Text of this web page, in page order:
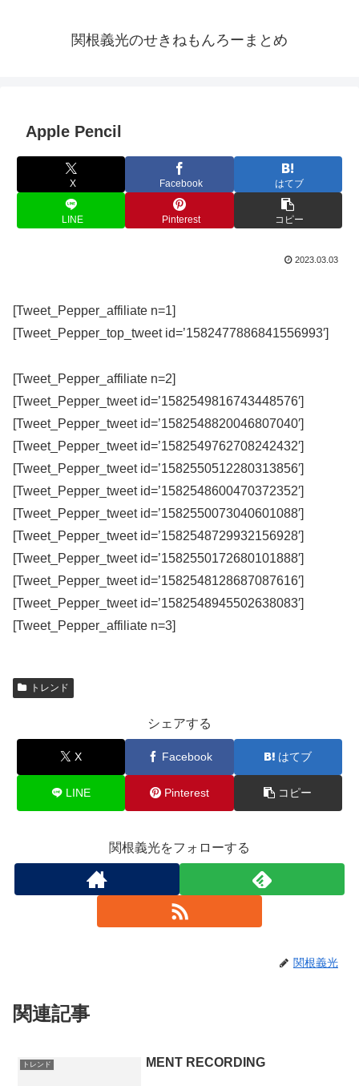
関根義光のせきねもんろーまとめ
Apple Pencil
X Facebook はてブ
LINE Pinterest コピー
2023.03.03
[Tweet_Pepper_affiliate n=1]
[Tweet_Pepper_top_tweet id=’1582477886841556993′]
[Tweet_Pepper_affiliate n=2]
[Tweet_Pepper_tweet id=’1582549816743448576′]
[Tweet_Pepper_tweet id=’1582548820046807040′]
[Tweet_Pepper_tweet id=’1582549762708242432′]
[Tweet_Pepper_tweet id=’1582550512280313856′]
[Tweet_Pepper_tweet id=’1582548600470372352′]
[Tweet_Pepper_tweet id=’1582550073040601088′]
[Tweet_Pepper_tweet id=’1582548729932156928′]
[Tweet_Pepper_tweet id=’1582550172680101888′]
[Tweet_Pepper_tweet id=’1582548128687087616′]
[Tweet_Pepper_tweet id=’1582548945502638083′]
[Tweet_Pepper_affiliate n=3]
トレンド
シェアする
X Facebook はてブ
LINE Pinterest コピー
関根義光をフォローする
関根義光
関連記事
トレンド MENT RECORDING